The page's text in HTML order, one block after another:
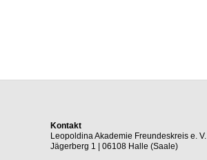
Kontakt
Leopoldina Akademie Freundeskreis e. V.
Jägerberg 1 | 06108 Halle (Saale)